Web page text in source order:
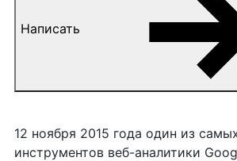
Написать
12 ноября 2015 года один из
инструментов веб-аналитики